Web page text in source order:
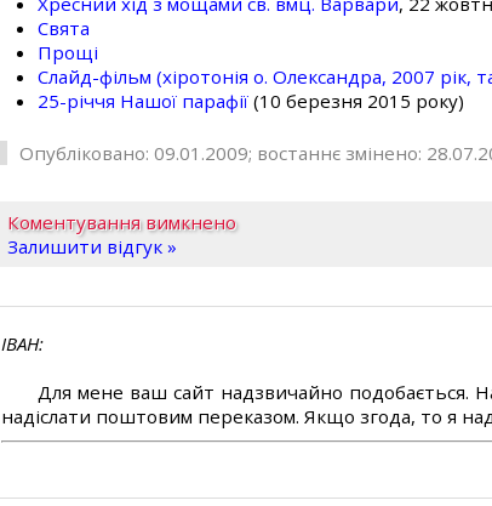
Свята
Прощі
Слайд-фільм (хіротонія о. Олександра, 2007 рік,
25-рiччя Нашої парафiї (10 березня 2015 року)
Опубліковано: 09.01.2009; востаннє змінено:
Коментування вимкнено
Залишити відгук »
ІВАН
Для мене ваш сайт надзвичайно подобається.
надіслати поштовим переказом. Якщо згода, то я